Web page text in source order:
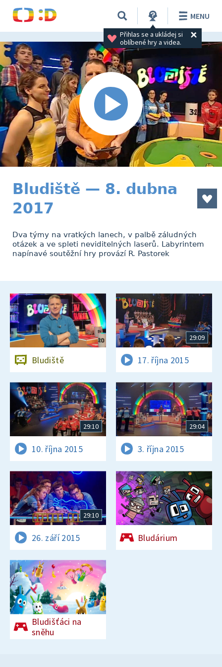
Přihlas se a ukládej si
oblíbené hry a videa.
MENU
Bludiště — 8. dubna
2017
Dva týmy na vratkých lanech, v palbě záludných
otázek a ve spleti neviditelných laserů. Labyrintem
napínavé soutěžní hry provází R. Pastorek
Bludiště
29:09
17. října 2015
29:10
10. října 2015
29:04
3. října 2015
29:10
26. září 2015 Bludárium
Bludišťáci na
sněhu